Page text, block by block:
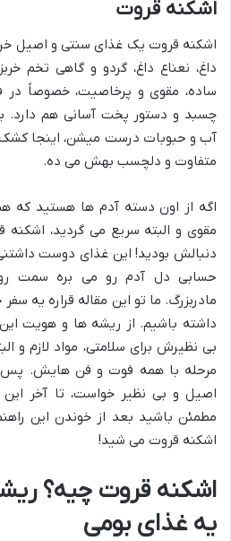
اشکنه قروت
اشکنه قروت یک غذای سنتی و اصیل
داغ، نعناع داغ، گردو و گاهی تخم
ساده، مقوی و پرخاصیت، خصوصاً
چسبد و دستور پخت آسانی هم دارد.
آب و حبوبات درست میشن، اینجا
متفاوت و دلچسب بهش می ده.
اگه از اون دسته آدم ها هستید که
مقوی و البته سریع می گردید،
دنبالش بودید! این غذای دوست
حسابی دل آدم رو می بره سمت
مادربزرگ. ما تو این مقاله قراره یه
داشته باشیم. از ریشه ها و هویت
بی نظیرش برای سلامتی، مواد لازم و
مرحله با همه فوت و فن هایش. پس
اصیل و بی نظیر خواست، تا آخر
مطمئن باشید بعد از خوندن این
اشکنه قروت می شید!
اشکنه قروت چیه؟
یه غذای بومی